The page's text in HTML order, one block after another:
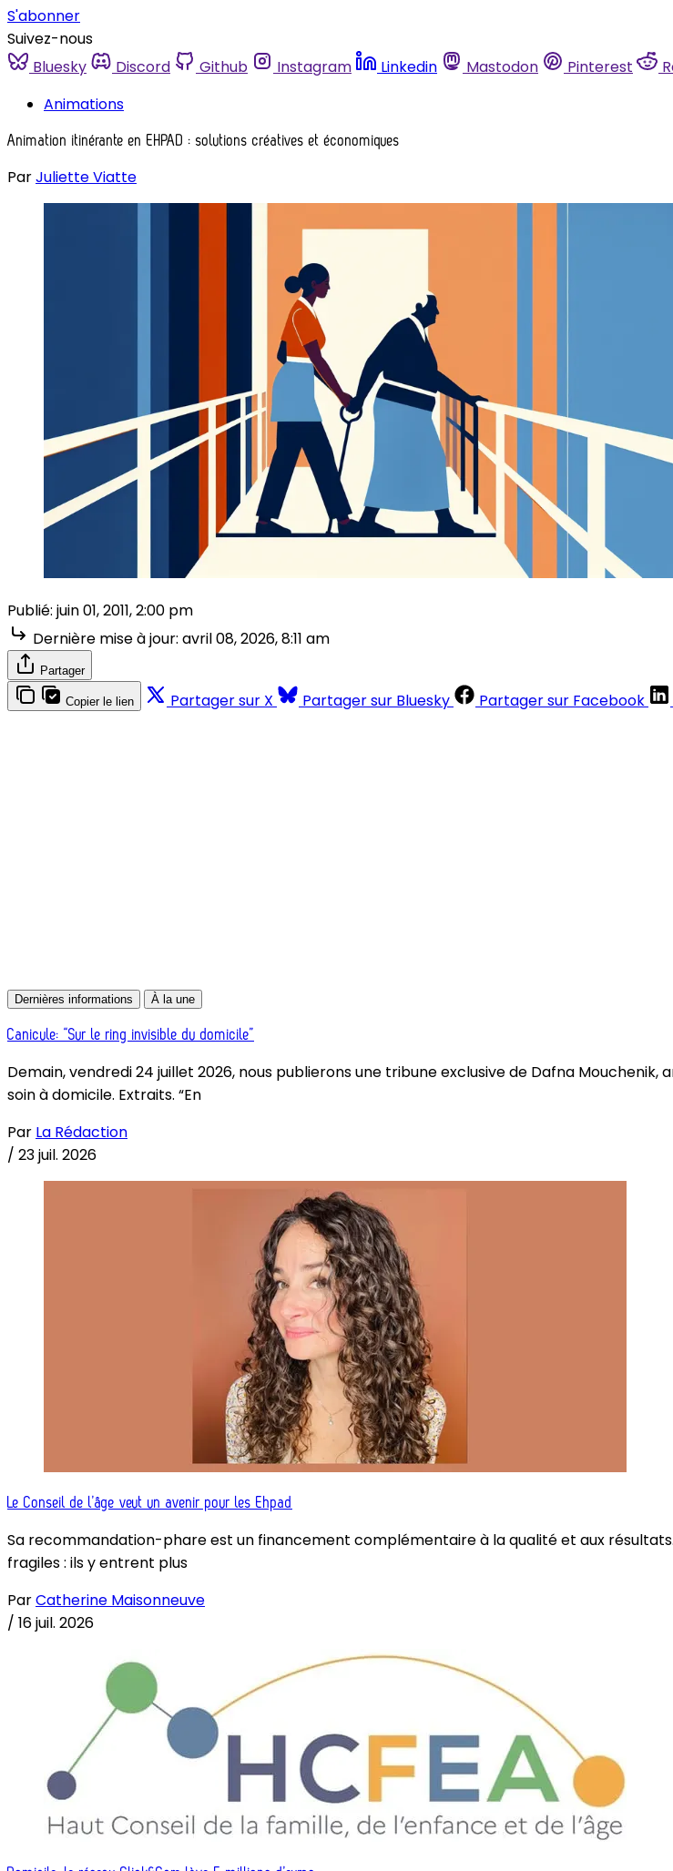
S'abonner
Suivez-nous
Bluesky
Discord Github Instagram Linkedin Mastodon Pinterest
Animations
Animation itinérante en EHPAD : solutions créatives et économiques
ParJuliette Viatte
Publié: juin 01, 2011, 2:00 pm
Dernière mise à jour: avril 08, 2026, 8:11 am
Partager
Copier le lien Partager sur X Partager sur Bluesky Partager sur Facebook
Dernières informations À la une
Canicule: “Sur le ring invisible du domicile”
Demain, vendredi 24 juillet 2026, nous publierons une tribune exclusive de Dafna
soin à domicile. Extraits. “En
Par La Rédaction
/ 23 juil. 2026
Le Conseil de l’âge veut un avenir pour les Ehpad
Sa recommandation-phare est un financement complémentaire à la qualité et aux
fragiles : ils y entrent plus
ParCatherine Maisonneuve
/ 16 juil. 2026